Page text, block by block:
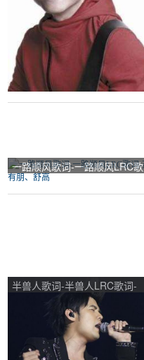
一路顺风歌词-一路顺风LRC歌
词-苏有朋、舒高
半兽人歌词-半兽人LRC歌词-